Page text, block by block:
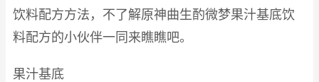
饮料配方方法，不了解原神曲生酌微梦果汁基底饮
料配方的小伙伴一同来瞧瞧吧。
果汁基底